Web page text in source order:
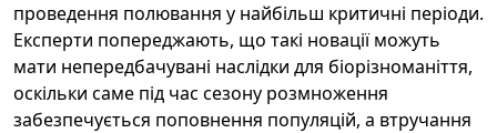
проведення полювання у найбільш критичні періоди.
Експерти попереджають, що такі новації можуть
мати непередбачувані наслідки для біорізноманіття,
оскільки саме під час сезону розмноження
забезпечується поповнення популяцій, а втручання